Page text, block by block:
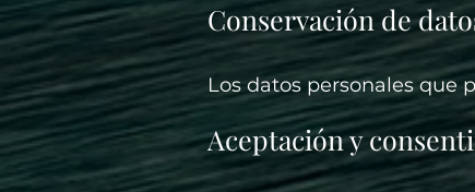
Conservación de
Los datos personales que
Aceptación y